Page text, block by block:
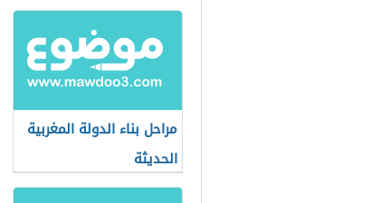
مراحل بناء الدولة المغربية
الحديثة